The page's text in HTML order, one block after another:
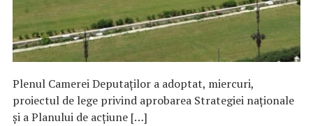
Plenul Camerei Deputaţilor a adoptat, miercuri,
proiectul de lege privind aprobarea Strategiei naţionale
şi a Planului de acţiune […]